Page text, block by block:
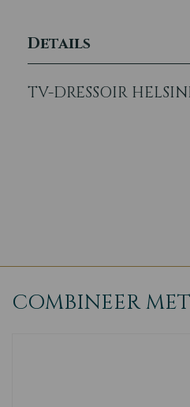
Details
TV-DRESSOIR
COMBINEER